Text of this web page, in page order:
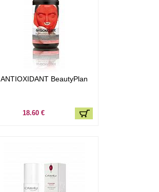
ANTIOXIDANT BeautyPlan
18.60 €